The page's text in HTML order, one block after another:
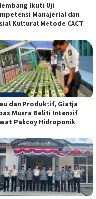
Ikuti Uji
Manajerial dan
Kultural Metode CACT
dan Produktif, Giatja
Muara Beliti Intensif
Pakcoy Hidroponik